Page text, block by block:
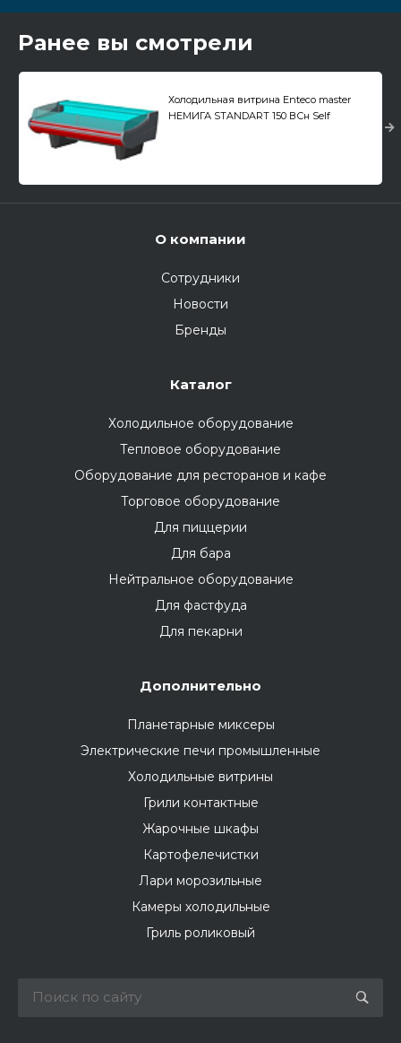
Ранее вы смотрели
Холодильная витрина Enteco master
НЕМИГА STANDART 150 ВСн Self
О компании
Сотрудники
Новости
Бренды
Каталог
Холодильное оборудование
Тепловое оборудование
Оборудование для ресторанов и кафе
Торговое оборудование
Для пиццерии
Для бара
Нейтральное оборудование
Для фастфуда
Для пекарни
Дополнительно
Планетарные миксеры
Электрические печи промышленные
Холодильные витрины
Грили контактные
Жарочные шкафы
Картофелечистки
Лари морозильные
Камеры холодильные
Гриль роликовый